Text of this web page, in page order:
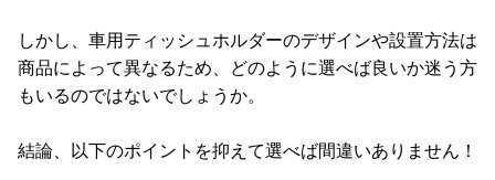
しかし、車用ティッシュホルダーのデザインや設置方法は
商品によって異なるため、どのように選べば良いか迷う方
もいるのではないでしょうか。
結論、以下のポイントを抑えて選べば間違いありません！